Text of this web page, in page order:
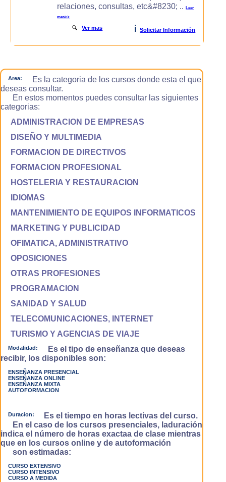
relaciones, consultas, etc&#8230; ..Leer
mas>>
🔍Ver mas i Solicitar Información
Area:
Es la categoria de los cursos donde esta el que
deseas consultar.
En estos momentos puedes consultar las siguientes
categorias:
ADMINISTRACION DE EMPRESAS
DISEÑO Y MULTIMEDIA
FORMACION DE DIRECTIVOS
FORMACION PROFESIONAL
HOSTELERIA Y RESTAURACION
IDIOMAS
MANTENIMIENTO DE EQUIPOS INFORMATICOS
MARKETING Y PUBLICIDAD
OFIMATICA, ADMINISTRATIVO
OPOSICIONES
OTRAS PROFESIONES
PROGRAMACION
SANIDAD Y SALUD
TELECOMUNICACIONES, INTERNET
TURISMO Y AGENCIAS DE VIAJE
Modalidad:
Es el tipo de enseñanza que deseas
recibir, los disponibles son:
ENSEÑANZA PRESENCIAL
ENSEÑANZA ONLINE
ENSEÑANZA MIXTA
AUTOFORMACION
Duracion:
Es el tiempo en horas lectivas del curso.
En el caso de los cursos presenciales, laduración
indica el número de horas exactaa de clase mientras
que en los cursos online y de autoformación
son estimadas:
CURSO EXTENSIVO
CURSO INTENSIVO
CURSO A MEDIDA